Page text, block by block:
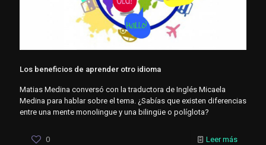
Los beneficios de aprender otro idioma
Matias Medina conversó con la traductora de Inglés Micaela
Medina para hablar sobre el tema. ¿Sabías que existen diferencias
entre una mente monolingue y una bilingüe o políglota?
0 Leer más